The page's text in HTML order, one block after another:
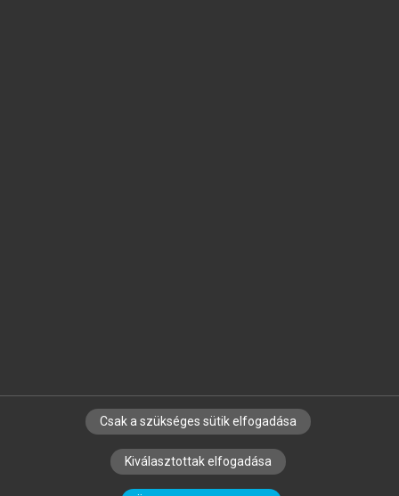
SZERZŐKNEK CÉGEKNEK KÖNYVTÁROSOKNAK
SZERKESZTÉSI ÉS LEKTORÁLÁSI ALAPELVEK
Csak a szükséges sütik elfogadása
Kiválasztottak elfogadása